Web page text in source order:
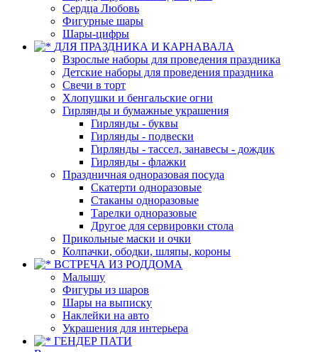
Сердца Любовь
Фигурные шары
Шары-цифры
ДЛЯ ПРАЗДНИКА И КАРНАВАЛА
Взрослые наборы для проведения праздника
Детские наборы для проведения праздника
Свечи в торт
Хлопушки и бенгальские огни
Гирлянды и бумажные украшения
Гирлянды - буквы
Гирлянды - подвески
Гирлянды - тассел, занавесы - дождик
Гирлянды - флажки
Праздничная одноразовая посуда
Скатерти одноразовые
Стаканы одноразовые
Тарелки одноразовые
Другое для сервировки стола
Прикольные маски и очки
Колпачки, ободки, шляпы, короны
ВСТРЕЧА ИЗ РОДДОМА
Малышу
Фигуры из шаров
Шары на выписку
Наклейки на авто
Украшения для интерьера
ГЕНДЕР ПАТИ